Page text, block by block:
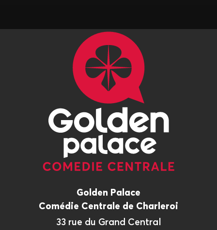
Golden Palace
Comédie Centrale de Charleroi
33 rue du Grand Central